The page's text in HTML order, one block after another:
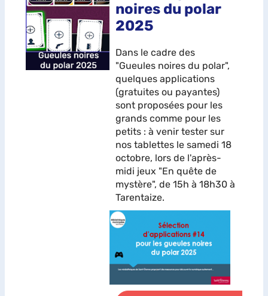
noires du polar
2025
Dans le cadre des
"Gueules noires du polar",
quelques applications
(gratuites ou payantes)
sont proposées pour les
grands comme pour les
petits : à venir tester sur
nos tablettes le samedi 18
octobre, lors de l'après-
midi jeux "En quête de
mystère", de 15h à 18h30 à
Tarentaize.